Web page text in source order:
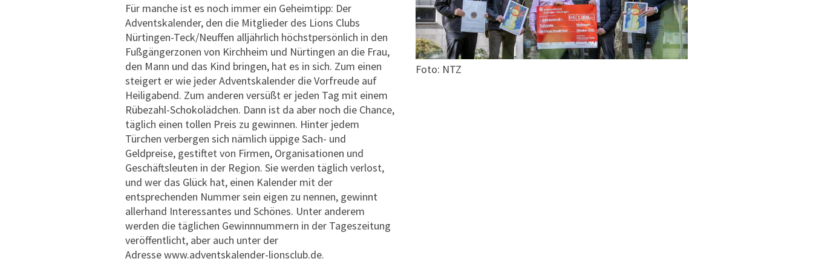
Für manche ist es noch immer ein Geheimtipp: Der
Adventskalender, den die Mitglieder des Lions Clubs
Nürtingen-Teck/Neuffen alljährlich höchstpersönlich in den
Fußgängerzonen von Kirchheim und Nürtingen an die Frau,
den Mann und das Kind bringen, hat es in sich. Zum einen
steigert er wie jeder Adventskalender die Vorfreude auf
Heiligabend. Zum anderen versüßt er jeden Tag mit einem
Rübezahl-Schokolädchen. Dann ist da aber noch die Chance,
täglich einen tollen Preis zu gewinnen. Hinter jedem
Türchen verbergen sich nämlich üppige Sach- und
Geldpreise, gestiftet von Firmen, Organisationen und
Geschäftsleuten in der Region. Sie werden täglich verlost,
und wer das Glück hat, einen Kalender mit der
entsprechenden Nummer sein eigen zu nennen, gewinnt
allerhand Interessantes und Schönes. Unter anderem
werden die täglichen Gewinnnummern in der Tageszeitung
veröffentlicht, aber auch unter der
Adresse www.adventskalender-lionsclub.de.
Foto: NTZ